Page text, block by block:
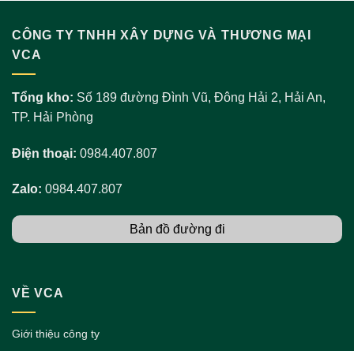
CÔNG TY TNHH XÂY DỰNG VÀ THƯƠNG MẠI
VCA
Tổng kho: Số 189 đường Đình Vũ, Đông Hải 2, Hải An,
TP. Hải Phòng
Điện thoại: 0984.407.807
Zalo: 0984.407.807
Bản đồ đường đi
VỀ VCA
Giới thiệu công ty